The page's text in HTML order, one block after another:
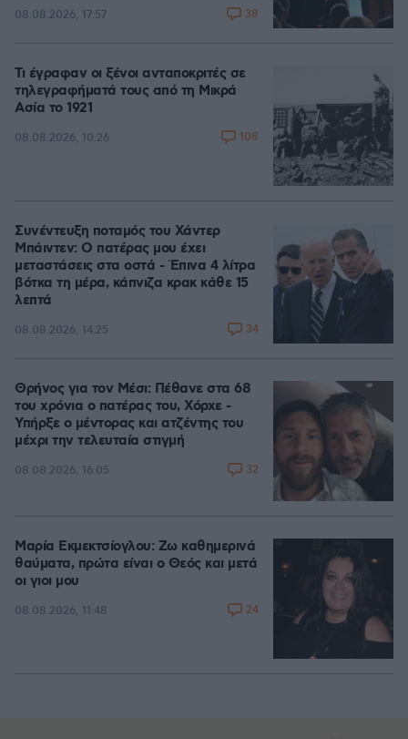
08.08.2026, 17:57 38
Τι έγραφαν οι ξένοι ανταποκριτές σε
τηλεγραφήματά τους από τη Μικρά
Ασία το 1921
08.08.2026, 10:26 108
Συνέντευξη ποταμός του Χάντερ
Μπάιντεν: Ο πατέρας μου έχει
μεταστάσεις στα οστά - Έπινα 4 λίτρα
βότκα τη μέρα, κάπνιζα κρακ κάθε 15
λεπτά
08.08.2026, 14:25 34
Θρήνος για τον Μέσι: Πέθανε στα 68
του χρόνια ο πατέρας του, Χόρχε -
Υπήρξε ο μέντορας και ατζέντης του
μέχρι την τελευταία στιγμή
08.08.2026, 16:05 32
Μαρία Εκμεκτσίογλου: Ζω καθημερινά
θαύματα, πρώτα είναι ο Θεός και μετά
οι γιοι μου
08.08.2026, 11:48 24